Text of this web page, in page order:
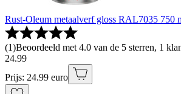
Rust-Oleum metaalverf gloss RAL7035 750
(1)Beoordeeld met 4.0 van de 5 sterren, 1
24.99
Prijs: 24.99 euro